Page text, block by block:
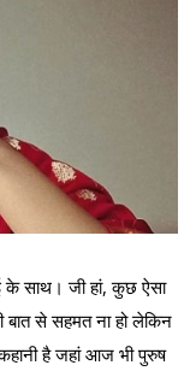
के साथ। जी हां, कुछ ऐसा
से सहमत ना हो लेकिन
है जहां आज भी पुरुष